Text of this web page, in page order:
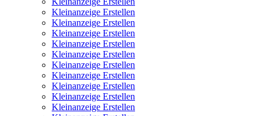
Kleinanzeige Erstellen
Kleinanzeige Erstellen
Kleinanzeige Erstellen
Kleinanzeige Erstellen
Kleinanzeige Erstellen
Kleinanzeige Erstellen
Kleinanzeige Erstellen
Kleinanzeige Erstellen
Kleinanzeige Erstellen
Kleinanzeige Erstellen